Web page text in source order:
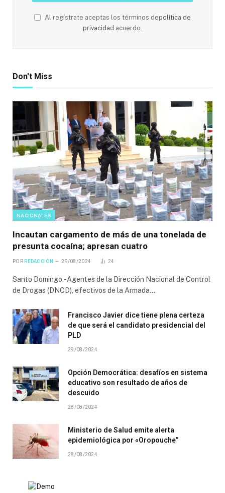
Al regístrate aceptas los términos depolítica de
privacidad acuerdo.
Don't Miss
NACIONALES
Incautan cargamento de más de una tonelada de
presunta cocaína; apresan cuatro
POR REDACCIÓN 29/08/2024 24
Santo Domingo.-Agentes de la Dirección Nacional de Control
de Drogas (DNCD), efectivos de la Armada…
Francisco Javier dice tiene plena certeza
de que será el candidato presidencial del
PLD
29/08/2024
Opción Democrática: desafíos en sistema
educativo son resultado de años de
descuido
28/08/2024
Ministerio de Salud emite alerta
epidemiológica por «Oropouche”
28/08/2024